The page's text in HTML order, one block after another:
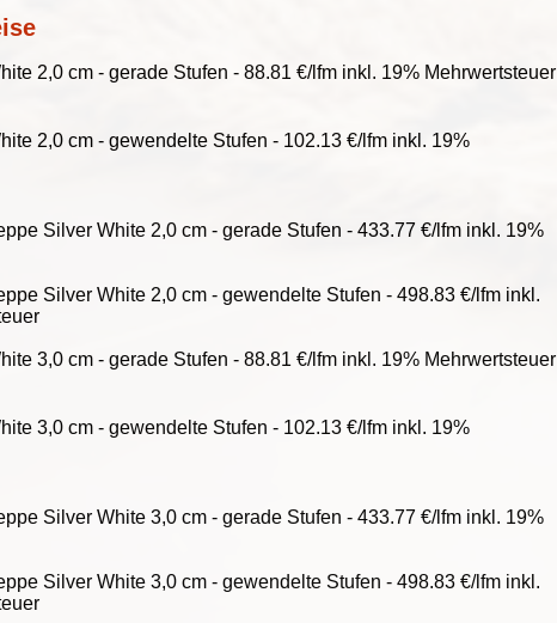
2,0 cm - gerade Stufen - 88.81 €/lfm inkl. 19% Mehrwertsteuer
2,0 cm - gewendelte Stufen - 102.13 €/lfm inkl. 19%
Silver White 2,0 cm - gerade Stufen - 433.77 €/lfm inkl. 19%
Silver White 2,0 cm - gewendelte Stufen - 498.83 €/lfm inkl.
3,0 cm - gerade Stufen - 88.81 €/lfm inkl. 19% Mehrwertsteuer
3,0 cm - gewendelte Stufen - 102.13 €/lfm inkl. 19%
Silver White 3,0 cm - gerade Stufen - 433.77 €/lfm inkl. 19%
Silver White 3,0 cm - gewendelte Stufen - 498.83 €/lfm inkl.